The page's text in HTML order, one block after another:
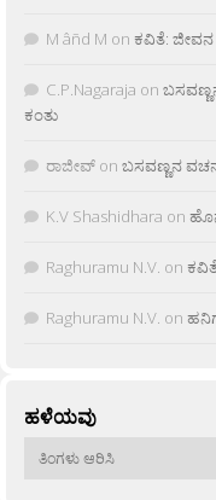
M âñd M on ಕವಿತೆ:
C.P.Nagaraja on
ಕಂತು
ರಾಜೀವ್ on ಬಸವಣ್ಣನ
K.V Shashidhara on
Raghuramu N.V. on
Raghuramu N.V. on
ಹಳೆಯವು
ಹಳೆಯವು